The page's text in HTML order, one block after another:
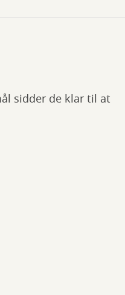
sidder de klar til at